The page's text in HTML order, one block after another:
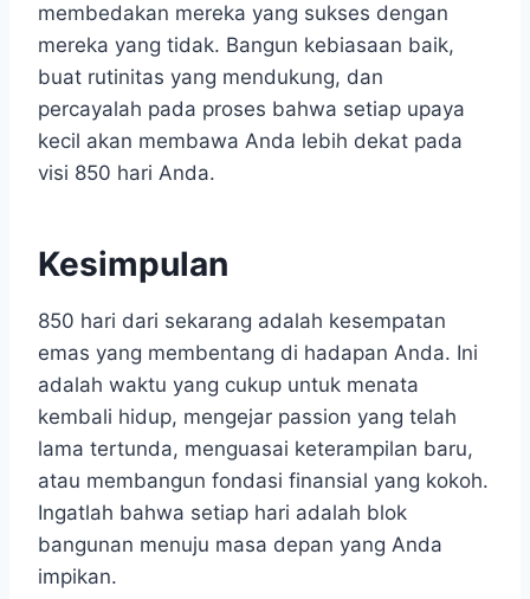
membedakan mereka yang sukses dengan
mereka yang tidak. Bangun kebiasaan baik,
buat rutinitas yang mendukung, dan
percayalah pada proses bahwa setiap upaya
kecil akan membawa Anda lebih dekat pada
visi 850 hari Anda.
Kesimpulan
850 hari dari sekarang adalah kesempatan
emas yang membentang di hadapan Anda. Ini
adalah waktu yang cukup untuk menata
kembali hidup, mengejar passion yang telah
lama tertunda, menguasai keterampilan baru,
atau membangun fondasi finansial yang kokoh.
Ingatlah bahwa setiap hari adalah blok
bangunan menuju masa depan yang Anda
impikan.